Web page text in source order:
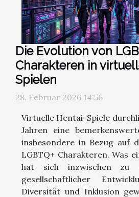
Die Evolution von
Charakteren in
Spielen
28. Februar 2026 14:56
Virtuelle Hentai-Spiele
Jahren eine
insbesondere in Bezug auf
LGBTQ+ Charakteren. Was
hat sich inzwischen zu
gesellschaftlicher
Diversität und Inklusion